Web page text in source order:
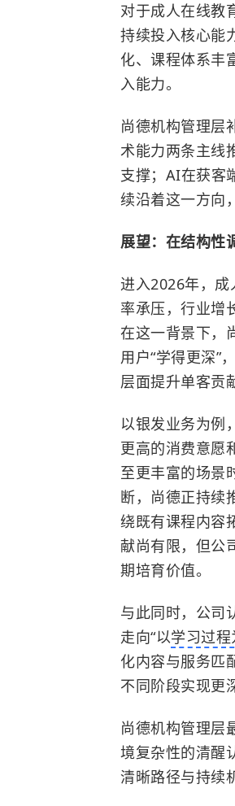
对于成人在线教
持续投入核心能
化、课程体系丰
入能力。
尚德机构管理层
术能力两条主线
支撑；AI在获客
续沿着这一方向
展望：在结构性
进入2026年，
率承压，行业增
在这一背景下，
用户“学得更深”
层面提升单客贡
以银发业务为例
更高的消费意愿
至更丰富的场景
断，尚德正持续
绕既有课程内容
献尚有限，但公
期培育价值。
与此同时，公司
走向“以学习过
化内容与服务匹
不同阶段实现更
尚德机构管理层
境复杂性的清醒
清晰路径与持续